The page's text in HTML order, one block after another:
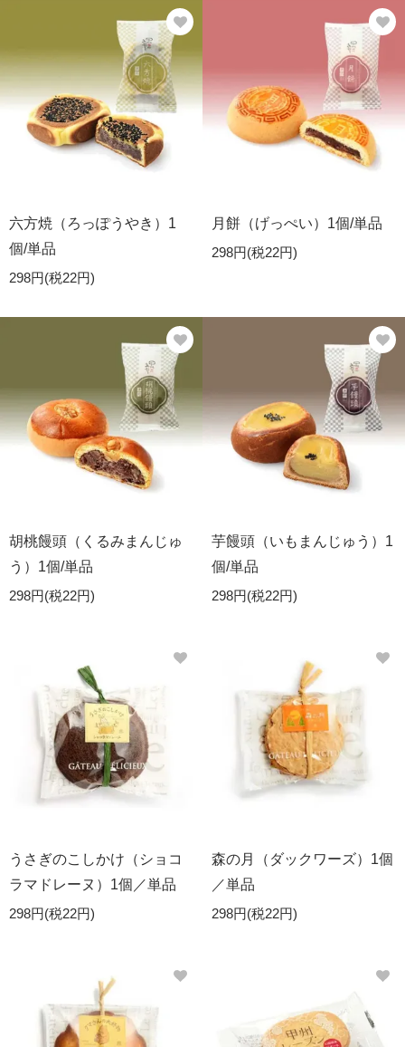
六方焼（ろっぽうやき）1
個/単品
298円(税22円)
月餅（げっぺい）1個/単品
298円(税22円)
胡桃饅頭（くるみまんじゅ
う）1個/単品
298円(税22円)
芋饅頭（いもまんじゅう）1
個/単品
298円(税22円)
うさぎのこしかけ（ショコ
ラマドレーヌ）1個／単品
298円(税22円)
森の月（ダックワーズ）1個
／単品
298円(税22円)